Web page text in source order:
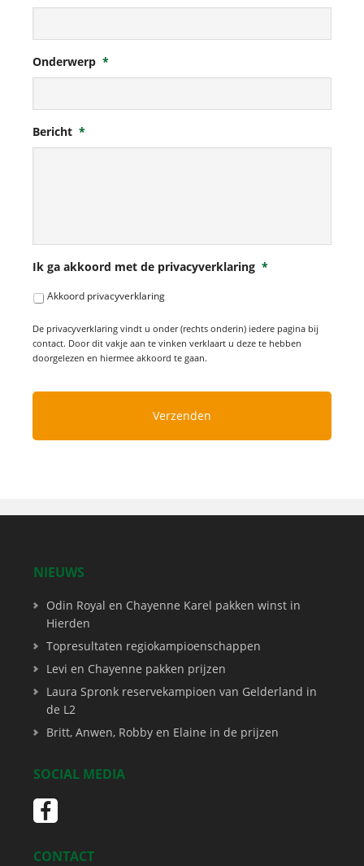
Onderwerp *
Bericht *
Ik ga akkoord met de privacyverklaring *
Akkoord privacyverklaring
De privacyverklaring vindt u onder (rechts onderin) iedere pagina bij
contact. Door dit vakje aan te vinken verklaart u deze te hebben
doorgelezen en hiermee akkoord te gaan.
NIEUWS
Odin Royal en Chayenne Karel pakken winst in
Hierden
Topresultaten regiokampioenschappen
Levi en Chayenne pakken prijzen
Laura Spronk reservekampioen van Gelderland in
de L2
Britt, Anwen, Robby en Elaine in de prijzen
SOCIAL MEDIA
CONTACT